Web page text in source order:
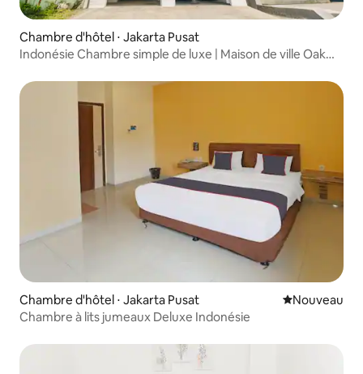
Chambre d'hôtel ⋅ Jakarta Pusat
Indonésie Chambre simple de luxe | Maison de ville Oak
Chambre d'hôtel ⋅ Jakarta Pusat Nouvel
Nouveau
Chambre à lits jumeaux Deluxe Indonésie